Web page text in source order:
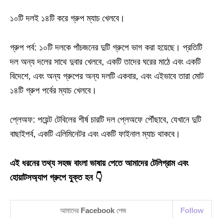
১০টি দলই ১৪টি করে গ্রুপ ম্যাচ খেলবে।
গ্রুপ পর্ব: ১০টি দলকে পাঁচজনের দুটি গ্রুপে ভাগ করা হয়েছে। প্রতিটি
দল অন্য দলের সাথে দুবার খেলবে, একটি তাদের ঘরের মাঠে এবং একটি
বিদেশে, এবং অন্য গ্রুপের অন্য দলটি একবার, এবং এইভাবে তারা মোট
১৪টি গ্রুপ পর্বের ম্যাচ খেলবে।
প্লেঅফ: পয়েন্ট টেবিলের শীর্ষ চারটি দল প্লেঅফে পৌঁছাবে, যেখানে দুটি
বাছাইপর্ব, একটি এলিমিনেটর এবং একটি ফাইনাল ম্যাচ থাকবে।
এই ধরনের তথ্য সহজ বাংলা ভাষায় পেতে আমাদের টেলিগ্রাম এবং
হোয়াটসঅ্যাপ গ্রুপে যুক্ত হন 👇
আমাদের Facebook পেজ
Follow